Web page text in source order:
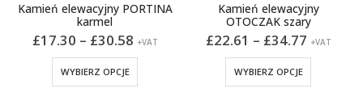
Kamień elewacyjny PORTINA
karmel
£17.30 – £30.58Zakres
do
+VAT
WYBIERZ OPCJE
Ten produkt ma wiele wariantów. Opcje można wybrać na stronie produktu
Kamień elewacyjny
OTOCZAK szary
£22.61 – £34.77Zakres
do
+VAT
WYBIERZ OPCJE
Ten produkt ma wiele wariantów. Opcje można wybrać na stronie produktu